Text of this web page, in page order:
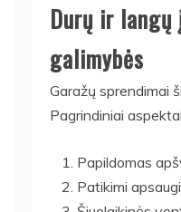
Durų ir
galimybės
Garažų sprendimai
Pagrindiniai
Papildomas
Patikimi